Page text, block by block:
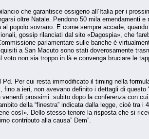
che garantisce ossigeno all’Italia per i
oltre Natale. Pendono 50 mila emendamenti e
popolo sovrano. E come sempre accade,
gossip rilanciati dal sito «Dagospia», che
parlamentare sulle banche è
a San Macuto sono stati doverosamente
non sia troppo in là e convenga bruciare le
Per cui resta immodificato il timing nella
a ieri, non avevano definito i dettagli di questo
prossimi: subito dopo la conferenza con
della “finestra” indicata dalla legge, cioè tra i
così». Dello stesso tenore la risposta che si
contributo alla causa” Dem”.